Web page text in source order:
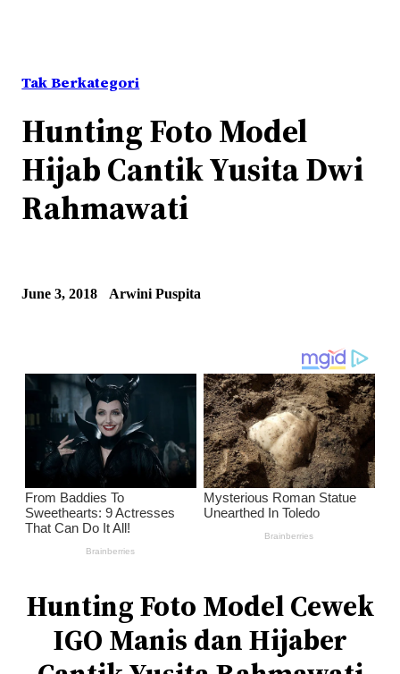
Tak Berkategori
Hunting Foto Model
Hijab Cantik Yusita Dwi
Rahmawati
June 3, 2018 Arwini Puspita
Hunting Foto Model Cewek
IGO Manis dan Hijaber